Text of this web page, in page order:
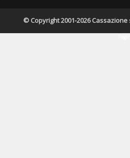
© Copyright 2001-2026 Cassazione